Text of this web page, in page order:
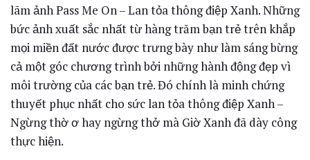
lãm ảnh Pass Me On – Lan tỏa thông điệp Xanh. Những
bức ảnh xuất sắc nhất từ hàng trăm bạn trẻ trên khắp
mọi miền đất nước được trưng bày như làm sáng bừng
cả một góc chương trình bởi những hành động đẹp vì
môi trường của các bạn trẻ. Đó chính là minh chứng
thuyết phục nhất cho sức lan tỏa thông điệp Xanh –
Ngừng thờ ơ hay ngừng thở mà Giờ Xanh đã dày công
thực hiện.